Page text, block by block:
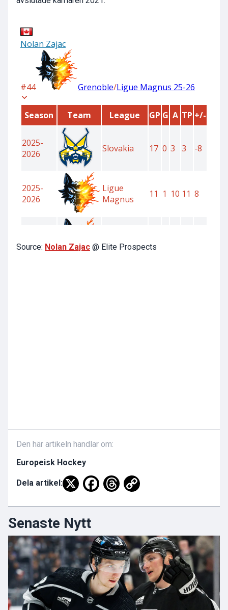
Source: Nolan Zajac @ Elite Prospects
Den här artikeln handlar om:
Europeisk Hockey
Dela artikel:
Senaste Nytt